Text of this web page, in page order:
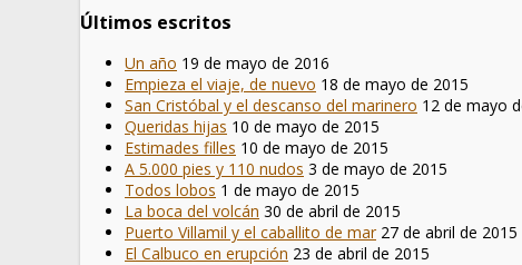
Últimos escritos
Un año 19 de mayo de 2016
Empieza el viaje, de nuevo 18 de mayo de 2015
San Cristóbal y el descanso del marinero 12 de mayo
Queridas hijas 10 de mayo de 2015
Estimades filles 10 de mayo de 2015
A 5.000 pies y 110 nudos 3 de mayo de 2015
Todos lobos 1 de mayo de 2015
La boca del volcán 30 de abril de 2015
Puerto Villamil y el caballito de mar 27 de abril de 2015
El Calbuco en erupción 23 de abril de 2015